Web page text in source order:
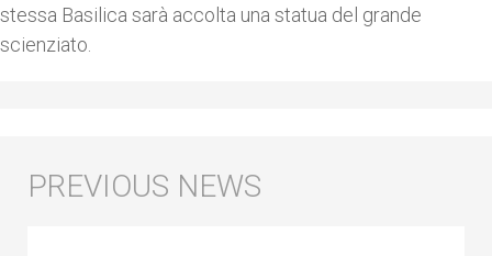
stessa Basilica sarà accolta una statua del grande
scienziato.